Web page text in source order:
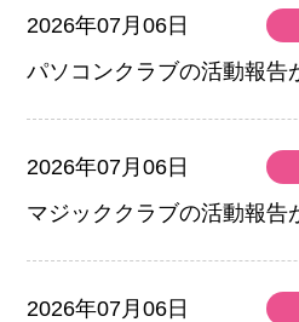
2026年07月06日
パソコンクラブの活動報告
2026年07月06日
マジッククラブの活動報告
2026年07月06日